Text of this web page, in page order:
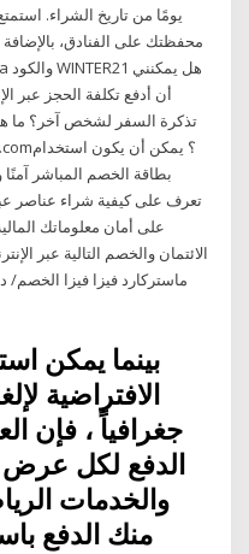
أن أدفع تكلفة الحجز عبر
تذكرة السفر لشخص آخر؟ ما
بطاقة الخصم المباشر
تعرف على كيفية شراء عناصر
على أمان معلوماتك
الائتمان والخصم التالية عبر
ماستركارد فيزا فيزا الخصم/
بينما يمكن
الافتراضية
جغرافياً ، فإن
الدفع لكل عرض
والخدمات
منك الدفع